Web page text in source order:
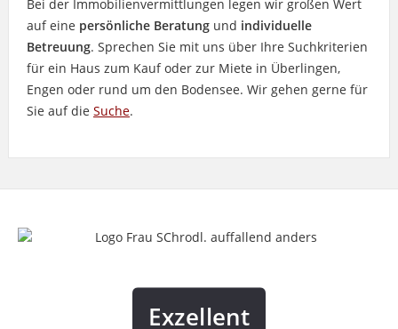
Bei der Immobilienvermittlungen legen wir großen Wert
auf eine persönliche Beratungund individuelle
Betreuung. Sprechen Sie mit uns über Ihre Suchkriterien
für ein Haus zum Kauf oder zur Miete in Überlingen,
Engen oder rund um den Bodensee. Wir gehen gerne für
Sie auf die Suche.